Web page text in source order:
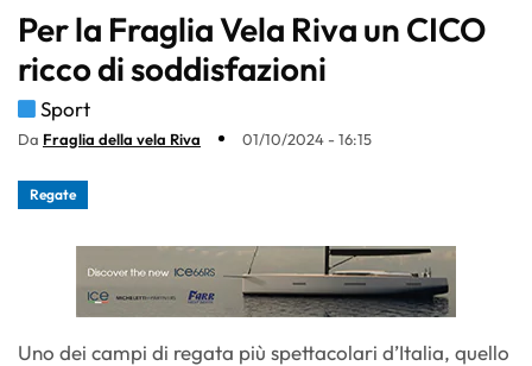
Per la Fraglia Vela Riva un CICO
ricco di soddisfazioni
Sport
Da Fraglia della vela Riva 01/10/2024 - 16:15
Regate
Uno dei campi di regata più spettacolari d’Italia, quello